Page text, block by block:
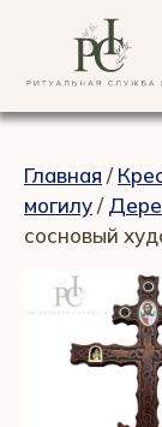
Главная /
могилу/
сосновый